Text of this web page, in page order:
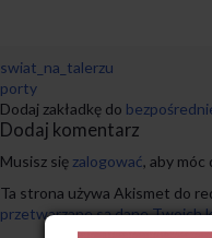
swiat_na_talerzu
porty
Dodaj zakładkę do
Dodaj komentarz
Musisz się zalogować, aby móc
Ta strona używa Akismet do
przetwarzane są dane Twoich